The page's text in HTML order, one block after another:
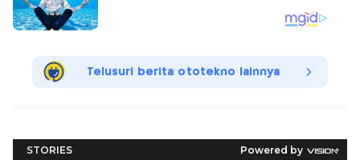
Telusuri berita ototekno lainnya